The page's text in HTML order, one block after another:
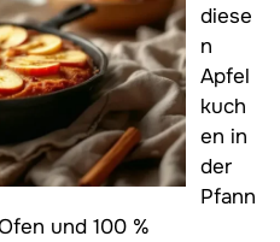
diese
n
Apfel
kuch
en in
der
Pfann
und 100 %